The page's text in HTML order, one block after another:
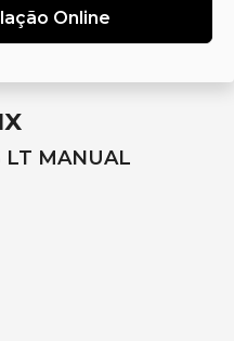
Online
LT MANUAL